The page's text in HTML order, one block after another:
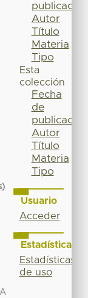
publicación
Autor
Título
Materia
Tipo
Esta
colección
Fecha
de
publicación
Autor
Título
Materia
Tipo
Usuario
Acceder
Estadísticas
Estadísticas
de uso